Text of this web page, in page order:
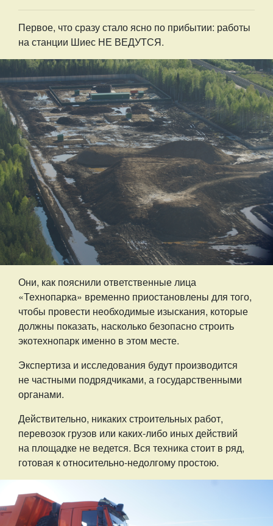
Первое, что сразу стало ясно по прибытии: работы
на станции Шиес НЕ ВЕДУТСЯ.
Они, как пояснили ответственные лица
«Технопарка» временно приостановлены для того,
чтобы провести необходимые изыскания, которые
должны показать, насколько безопасно строить
экотехнопарк именно в этом месте.
Экспертиза и исследования будут производится
не частными подрядчиками, а государственными
органами.
Действительно, никаких строительных работ,
перевозок грузов или каких-либо иных действий
на площадке не ведется. Вся техника стоит в ряд,
готовая к относительно-недолгому простою.